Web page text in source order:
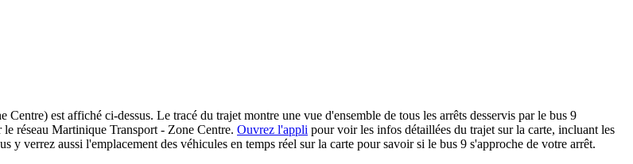
est affiché ci-dessus. Le tracé du trajet montre une vue d'ensemble de tous les arrêts desservis par le bus 9
réseau Martinique Transport - Zone Centre. Ouvrez l'appli pour voir les infos détaillées du trajet sur la carte, incluant les
y verrez aussi l'emplacement des véhicules en temps réel sur la carte pour savoir si le bus 9 s'approche de votre arrêt.